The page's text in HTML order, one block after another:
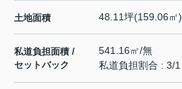
土地面積 48.11坪(159.06㎡)
私道負担面積 /
セットバック
541.16㎡/無
私道負担割合 : 3/1